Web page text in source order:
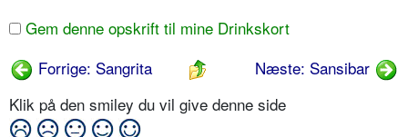
Gem denne opskrift til mine Drinkskort
Forrige: Sangrita
Næste: Sansibar
Klik på den smiley du vil give denne side